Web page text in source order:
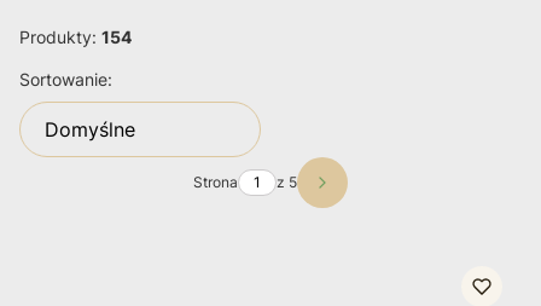
Produkty: 154
Lista produktów
Sortowanie:
Domyślne
Strona z 5 Następne produkty